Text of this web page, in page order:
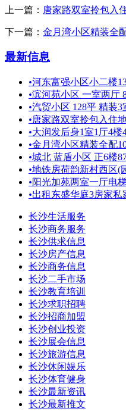
上一篇： 唐家路双室拎包入
下一篇： 金月湾小区精装全
最新信息
•河东富强小区小二楼
•滨河苑小区 一室两厅
•汽贸小区 128平 精装3
•唐家路双室拎包入住
•大润发后身1室1厅4楼
•金月湾小区精装全配
•城北 蓝盾小区 正6楼
•地铁房荷韵新村西区(
•阳光加苑两室一厅电
•出租东盛华庭3房家私
长沙生活服务
长沙商务服务
长沙供求信息
长沙房产信息
长沙商务信息
长沙二手市场
长沙教育培训
长沙求职招聘
长沙招商加盟
长沙创业投资
长沙展会信息
长沙旅游信息
长沙休闲娱乐
长沙体育健身
长沙最新资讯
长沙最新推文